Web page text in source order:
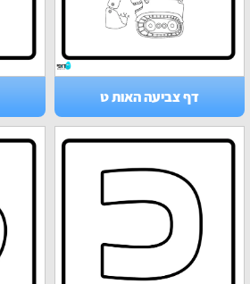
דף צביעה האות ט